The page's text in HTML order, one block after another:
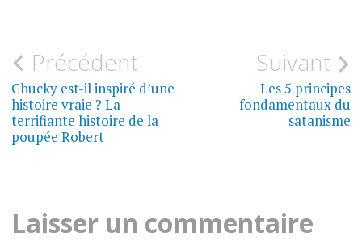
CINÉ,
LIVRES,
JEUX
VIDÉO
CROYANCES
CROYANCES
Navigation
de
l’article
Précédent
Chucky est-il inspiré d’une
histoire vraie ? La
terrifiante histoire de la
poupée Robert
Suivant
Les 5 principes
fondamentaux du
satanisme
Laisser un commentaire